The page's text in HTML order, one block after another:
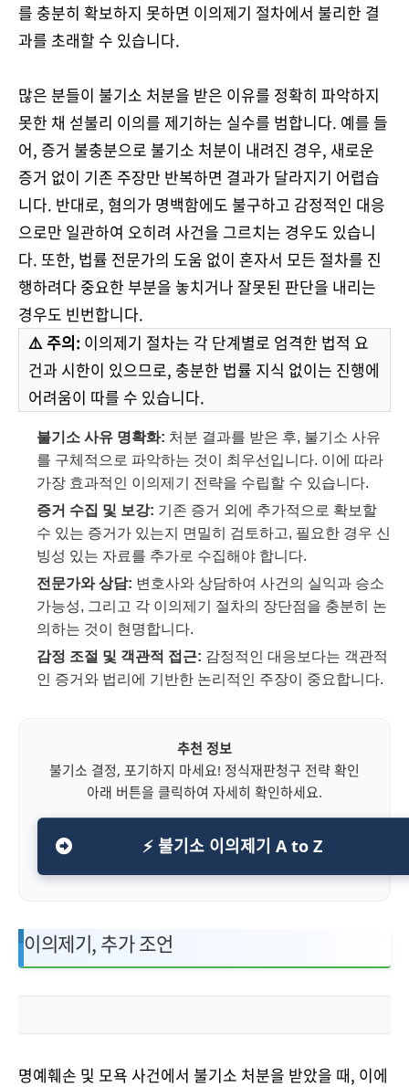
를 충분히 확보하지 못하면 이의제기 절차에서 불리한 결
과를 초래할 수 있습니다.
많은 분들이 불기소 처분을 받은 이유를 정확히 파악하지
못한 채 섣불리 이의를 제기하는 실수를 범합니다. 예를 들
어, 증거 불충분으로 불기소 처분이 내려진 경우, 새로운
증거 없이 기존 주장만 반복하면 결과가 달라지기 어렵습
니다. 반대로, 혐의가 명백함에도 불구하고 감정적인 대응
으로만 일관하여 오히려 사건을 그르치는 경우도 있습니
다. 또한, 법률 전문가의 도움 없이 혼자서 모든 절차를 진
행하려다 중요한 부분을 놓치거나 잘못된 판단을 내리는
경우도 빈번합니다.
⚠️ 주의: 이의제기 절차는 각 단계별로 엄격한 법적 요
건과 시한이 있으므로, 충분한 법률 지식 없이는 진행에
어려움이 따를 수 있습니다.
불기소 사유 명확화: 처분 결과를 받은 후, 불기소 사유
를 구체적으로 파악하는 것이 최우선입니다. 이에 따라
가장 효과적인 이의제기 전략을 수립할 수 있습니다.
증거 수집 및 보강: 기존 증거 외에 추가적으로 확보할
수 있는 증거가 있는지 면밀히 검토하고, 필요한 경우 신
빙성 있는 자료를 추가로 수집해야 합니다.
전문가와 상담: 변호사와 상담하여 사건의 실익과 승소
가능성, 그리고 각 이의제기 절차의 장단점을 충분히 논
의하는 것이 현명합니다.
감정 조절 및 객관적 접근: 감정적인 대응보다는 객관적
인 증거와 법리에 기반한 논리적인 주장이 중요합니다.
추천 정보
불기소 결정, 포기하지 마세요! 정식재판청구 전략 확인
아래 버튼을 클릭하여 자세히 확인하세요.
⚡ 불기소 이의제기 A to Z
이의제기, 추가 조언
명예훼손 및 모욕 사건에서 불기소 처분을 받았을 때, 이에